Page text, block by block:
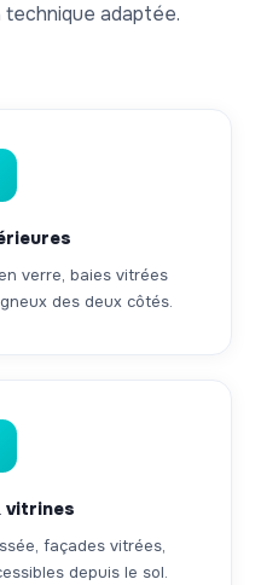
technique adaptée.
verre, baies vitrées
des deux côtés.
vitrines
façades vitrées,
depuis le sol.